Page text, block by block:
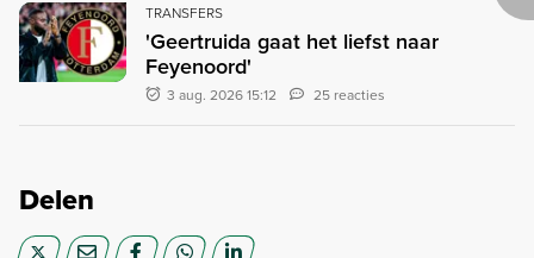
TRANSFERS
'Geertruida gaat het liefst naar
Feyenoord'
3 aug. 2026 15:12 25 reacties
Delen